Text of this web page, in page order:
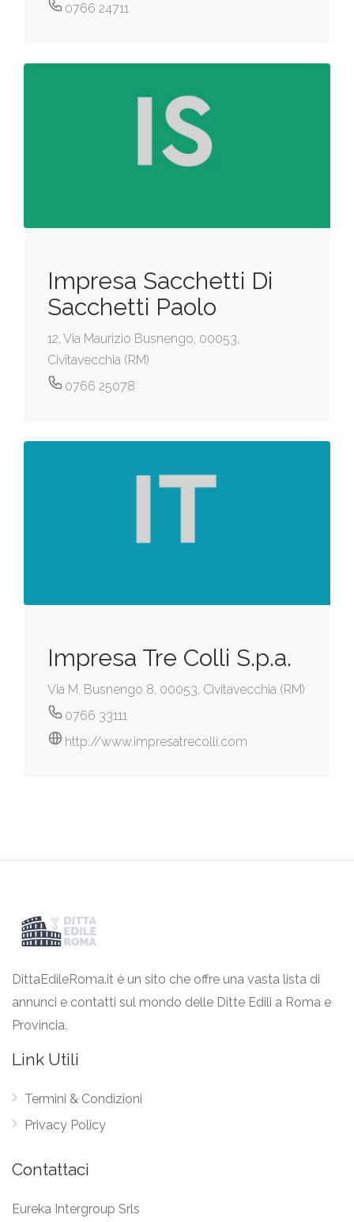
0766 24711
Impresa Sacchetti Di
Sacchetti Paolo
12, Via Maurizio Busnengo, 00053,
Civitavecchia (RM)
0766 25078
Impresa Tre Colli S.p.a.
Via M. Busnengo 8, 00053, Civitavecchia (RM)
0766 33111
http://www.impresatrecolli.com
DittaEdileRoma.it è un sito che offre una vasta lista di
annunci e contatti sul mondo delle Ditte Edili a Roma e
Provincia.
Link Utili
Termini & Condizioni
Privacy Policy
Contattaci
Eureka Intergroup Srls